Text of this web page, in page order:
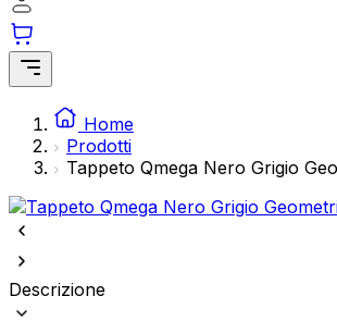
Home
Prodotti
Tappeto Qmega Nero Grigio
Descrizione
Statistica
I cookie statistici aiutano i proprietari dei siti web
visitatori interagiscono con i siti raccogliendo e
informazioni in modo anonimo.
Marketing
I cookie di marketing vengono utilizzati per